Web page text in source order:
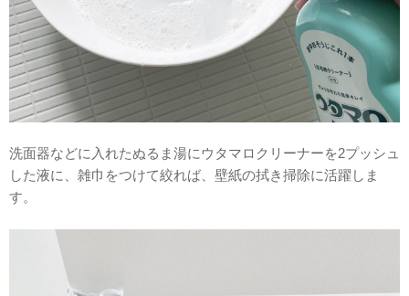
洗面器などに入れたぬるま湯にウタマロクリーナーを2プッシュ
した液に、雑巾をつけて絞れば、壁紙の拭き掃除に活躍しま
す。